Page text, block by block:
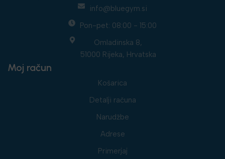
info@bluegym.si
Pon-pet: 08:00 - 15:00
Omladinska 8,
51000 Rijeka, Hrvatska
Moj račun
Košarica
Detalji računa
Narudžbe
Adrese
Primerjaj